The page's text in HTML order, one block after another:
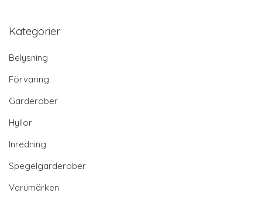
Kategorier
Belysning
Förvaring
Garderober
Hyllor
Inredning
Spegelgarderober
Varumärken